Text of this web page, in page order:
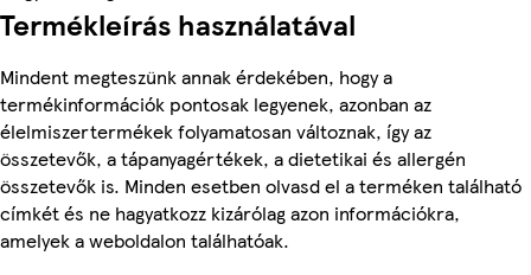
Termékleírás használatával
Mindent megteszünk annak érdekében, hogy a
termékinformációk pontosak legyenek, azonban az
élelmiszertermékek folyamatosan változnak, így az
összetevők, a tápanyagértékek, a dietetikai és allergén
összetevők is. Minden esetben olvasd el a terméken található
címkét és ne hagyatkozz kizárólag azon információkra,
amelyek a weboldalon találhatóak.